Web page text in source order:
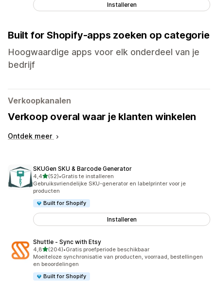
Installeren
Built for Shopify-apps zoeken op categorie
Hoogwaardige apps voor elk onderdeel van je
bedrijf
Verkoopkanalen
Verkoop overal waar je klanten winkelen
Ontdek meer
SKUGen SKU & Barcode Generator
4,4van 5 sterren
(52)
52 recensies in totaal
•Gratis te installeren
Gebruiksvriendelijke SKU-generator en labelprinter voor je
producten
Built for Shopify
Installeren
Shuttle ‑ Sync with Etsy
4,8van 5 sterren
(204)
204 recensies in totaal
•Gratis proefperiode beschikbaar
Moeiteloze synchronisatie van producten, voorraad, bestellingen
en beoordelingen
Built for Shopify